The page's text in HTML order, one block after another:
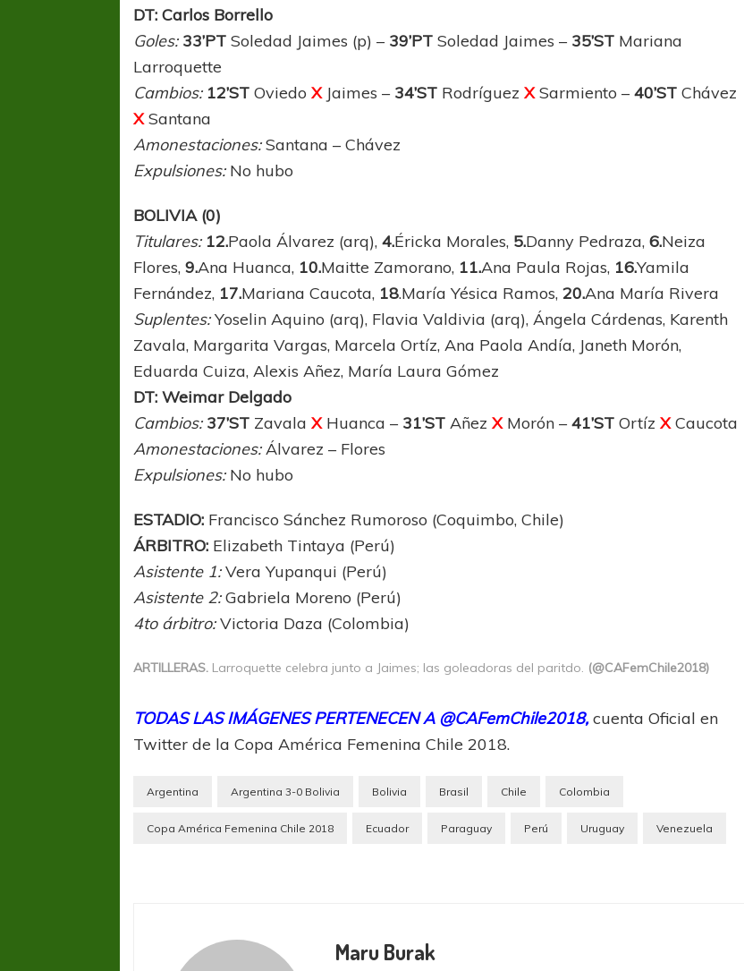
DT: Carlos Borrello
Goles: 33’PT Soledad Jaimes (p) – 39’PT Soledad Jaimes – 35’ST Mariana
Larroquette
Cambios: 12’ST Oviedo XJaimes – 34’ST Rodríguez XSarmiento –40’ST Chávez
XSantana
Amonestaciones:Santana – Chávez
Expulsiones:No hubo
BOLIVIA (0)
Titulares: 12.Paola Álvarez (arq),4.Éricka Morales, 5.Danny Pedraza,6.Neiza
Flores,9.Ana Huanca, 10.Maitte Zamorano, 11.Ana Paula Rojas, 16.Yamila
Fernández, 17.Mariana Caucota, 18.María Yésica Ramos,20.Ana María Rivera
Suplentes:Yoselin Aquino (arq), Flavia Valdivia (arq), Ángela Cárdenas, Karenth
Zavala, Margarita Vargas, Marcela Ortíz, Ana Paola Andía, Janeth Morón,
Eduarda Cuiza, Alexis Añez, María Laura Gómez
DT: Weimar Delgado
Cambios: 37’ST ZavalaXHuanca – 31’ST AñezXMorón –41’ST OrtízXCaucota
Amonestaciones:Álvarez – Flores
Expulsiones:No hubo
ESTADIO: Francisco Sánchez Rumoroso (Coquimbo, Chile)
ÁRBITRO: Elizabeth Tintaya (Perú)
Asistente 1:Vera Yupanqui (Perú)
Asistente 2:Gabriela Moreno (Perú)
4to árbitro:Victoria Daza (Colombia)
ARTILLERAS. Larroquette celebra junto a Jaimes; las goleadoras del paritdo. (@CAFemChile2018)
TODAS LAS IMÁGENES PERTENECEN A @CAFemChile2018, cuenta Oficial en
Twitter de la Copa América Femenina Chile 2018.
Argentina Argentina 3-0 Bolivia Bolivia Brasil Chile Colombia
Copa América Femenina Chile 2018 Ecuador Paraguay Perú Uruguay Venezuela
Maru Burak
FÚTBOL FEMENINO
REGIONAL AMATEUR
jugará ante Estrella del Sur en el
FÚTBOL FEMENINO
Las campeonas festejaron ante su gente
FÚTBOL FEMENINO